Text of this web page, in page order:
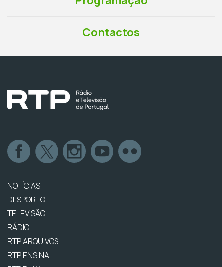
Contactos
NOTÍCIAS
DESPORTO
TELEVISÃO
RÁDIO
RTP ARQUIVOS
RTP ENSINA